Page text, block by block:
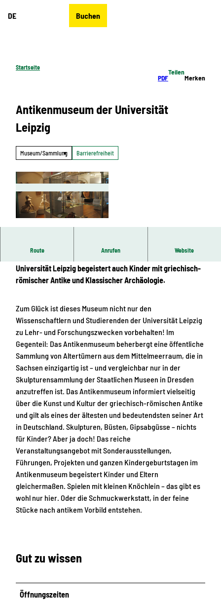
DE Buchen
Startseite
PDF
Teilen
Merken
Antikenmuseum der Universität
Leipzig
Museum/Sammlung Barrierefreiheit
Route Anrufen Website
Universität Leipzig begeistert auch Kinder mit griechisch-
römischer Antike und Klassischer Archäologie.
Zum Glück ist dieses Museum nicht nur den
Wissenschaftlern und Studierenden der Universität Leipzig
zu Lehr- und Forschungszwecken vorbehalten! Im
Gegenteil: Das Antikenmuseum beherbergt eine öffentliche
Sammlung von Altertümern aus dem Mittelmeerraum, die in
Sachsen einzigartig ist – und vergleichbar nur in der
Skulpturensammlung der Staatlichen Museen in Dresden
anzutreffen ist. Das Antikenmuseum informiert vielseitig
über die Kunst und Kultur der griechisch-römischen Antike
und gilt als eines der ältesten und bedeutendsten seiner Art
in Deutschland. Skulpturen, Büsten, Gipsabgüsse – nichts
für Kinder? Aber ja doch! Das reiche
Veranstaltungsangebot mit Sonderausstellungen,
Führungen, Projekten und ganzen Kindergeburtstagen im
Antikenmuseum begeistert Kinder und Eltern
gleichermaßen. Spielen mit kleinen Knöchlein – das gibt es
wohl nur hier. Oder die Schmuckwerkstatt, in der feine
Stücke nach antikem Vorbild entstehen.
Gut zu wissen
Öffnungszeiten